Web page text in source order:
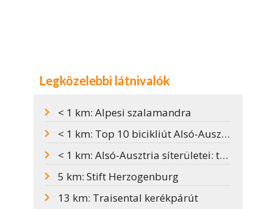
Legközelebbi látnivalók
< 1 km: Alpesi szalamandra
< 1 km: Top 10 bicikliút Alsó-Ausztriában
< 1 km: Alsó-Ausztria síterületei: tippek, árak
5 km: Stift Herzogenburg
13 km: Traisental kerékpárút